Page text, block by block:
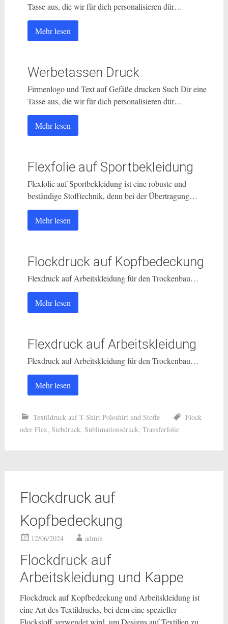
Tasse aus, die wir für dich personalisieren dür…
Mehr lesen
Werbetassen Druck
Firmenlogo und Text auf Gefäße drucken Such Dir eine
Tasse aus, die wir für dich personalisieren dür…
Mehr lesen
Flexfolie auf Sportbekleidung
Flexfolie auf Sportbekleidung ist eine robuste und
beständige Stofftechnik, denn bei der Übertragung…
Mehr lesen
Flockdruck auf Kopfbedeckung
Flexdruck auf Arbeitskleidung für den Trockenbau…
Mehr lesen
Flexdruck auf Arbeitskleidung
Flexdruck auf Arbeitskleidung für den Trockenbau…
Mehr lesen
Textildruck auf T-Shirt Poloshirt und Stoffe
Flock
oder Flex, Siebdruck, Sublimationsdruck, Transferfolie
Flockdruck auf
Kopfbedeckung
12/06/2024 admin
Flockdruck auf
Arbeitskleidung und Kappe
Flockdruck auf Kopfbedeckung und Arbeitskleidung ist
eine Art des Textildrucks, bei dem eine spezieller
Flockstoff verwendet wird, um Designs auf Textilien zu